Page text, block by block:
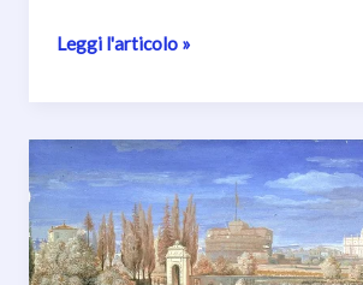
Scala
più
sacri
e
Leggi l'articolo »